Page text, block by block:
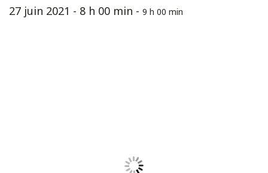
27 juin 2021 - 8 h 00 min - 9 h 00 min